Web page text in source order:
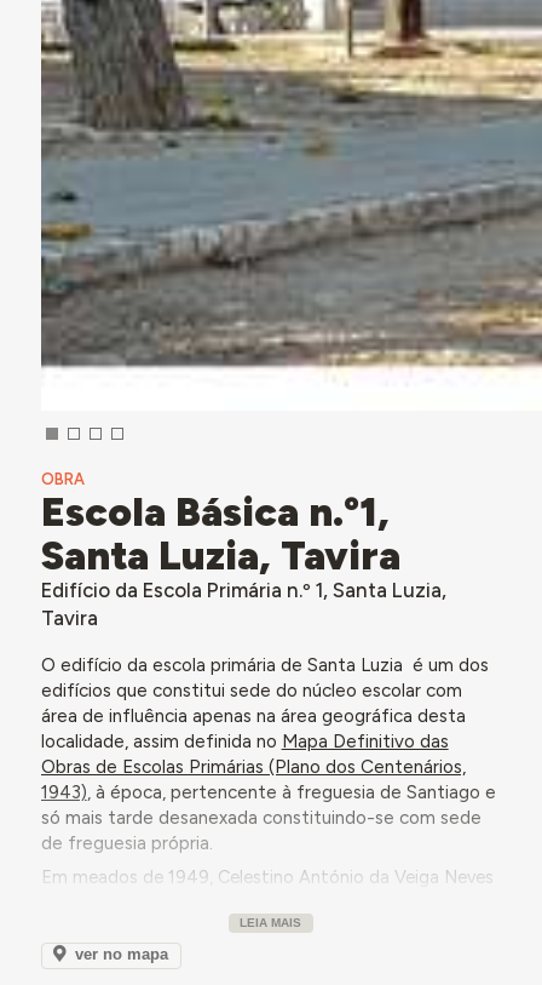
OBRA
Escola Básica n.º1,
Santa Luzia, Tavira
Edifício da Escola Primária n.º 1, Santa Luzia,
Tavira
O edifício da escola primária de Santa Luzia é um dos
edifícios que constitui sede do núcleo escolar com
área de influência apenas na área geográfica desta
localidade, assim definida no Mapa Definitivo das
Obras de Escolas Primárias (Plano dos Centenários,
1943) , à época, pertencente à freguesia de Santiago e
só mais tarde desanexada constituindo-se com sede
de freguesia própria.
Em meados de 1949, Celestino António da Veiga Neves
paras as Obras de Construção de Escolas Primárias
(DOCEP), solicita o parecer da Câmara Municipal de
LEIA MAIS
ver no mapa